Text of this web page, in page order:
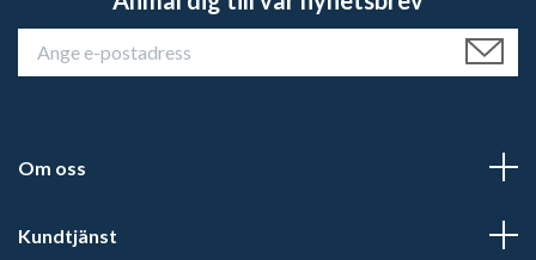
Om oss
Kundtjänst